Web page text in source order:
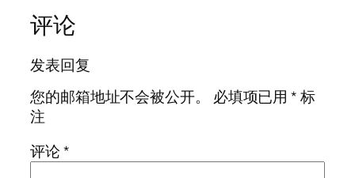
评论
发表回复
您的邮箱地址不会被公开。
必填项已用*标
注
评论*